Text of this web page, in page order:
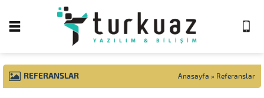
REFERANSLAR Anasayfa » Referanslar